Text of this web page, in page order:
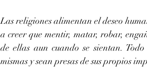
Las religiones alimentan el deseo
a creer que mentir, matar, robar,
de ellas aun cuando se sientan.
mismas y sean presas de sus propios